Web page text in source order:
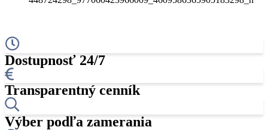
Dostupnosť 24/7
Transparentný cenník
Výber podľa zamerania